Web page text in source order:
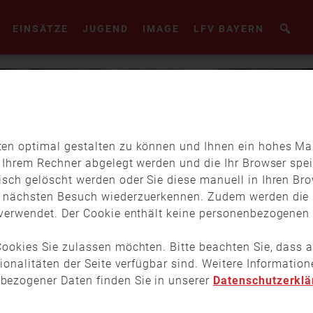
EINSÄTZE JUGEND IMAGE LFV BAYERN
optimal gestalten zu können und Ihnen ein hohes
Rechner abgelegt werden und die Ihr Browser
gelöscht werden oder Sie diese manuell in Ihren
Besuch wiederzuerkennen. Zudem werden
Der Cookie enthält keine
Sie zulassen möchten. Bitte beachten Sie, dass
der Seite verfügbar sind. Weitere
Daten finden Sie in unserer